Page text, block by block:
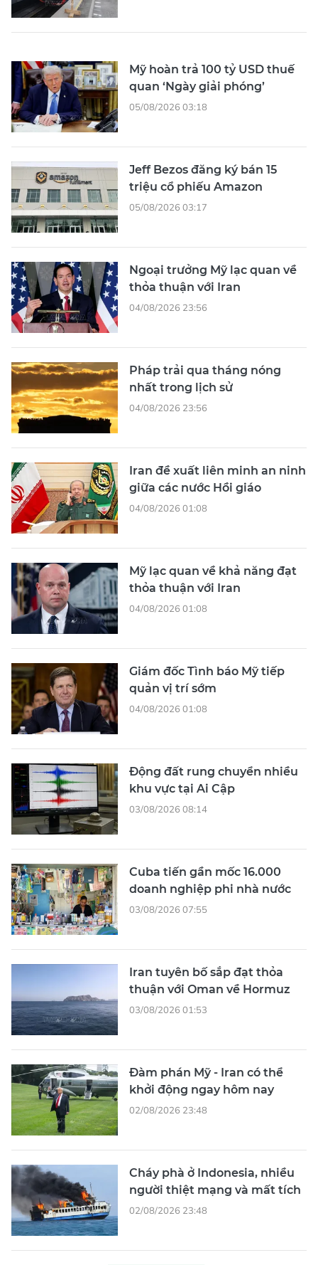
Mỹ hoàn trả 100 tỷ USD thuế
quan ‘Ngày giải phóng’
05/08/2026 03:18
Jeff Bezos đăng ký bán 15
triệu cổ phiếu Amazon
05/08/2026 03:17
Ngoại trưởng Mỹ lạc quan về
thỏa thuận với Iran
04/08/2026 23:56
Pháp trải qua tháng nóng
nhất trong lịch sử
04/08/2026 23:56
Iran đề xuất liên minh an ninh
giữa các nước Hồi giáo
04/08/2026 01:08
Mỹ lạc quan về khả năng đạt
thỏa thuận với Iran
04/08/2026 01:08
Giám đốc Tình báo Mỹ tiếp
quản vị trí sớm
04/08/2026 01:08
Động đất rung chuyển nhiều
khu vực tại Ai Cập
03/08/2026 08:14
Cuba tiến gần mốc 16.000
doanh nghiệp phi nhà nước
03/08/2026 07:55
Iran tuyên bố sắp đạt thỏa
thuận với Oman về Hormuz
03/08/2026 01:53
Đàm phán Mỹ - Iran có thể
khởi động ngay hôm nay
02/08/2026 23:48
Cháy phà ở Indonesia, nhiều
người thiệt mạng và mất tích
02/08/2026 23:48